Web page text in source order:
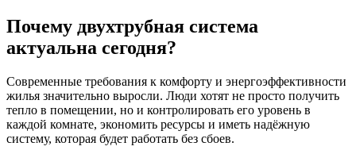
Почему двухтрубная система
актуальна сегодня?
Современные требования к комфорту и энергоэффективности
жилья значительно выросли. Люди хотят не просто получить
тепло в помещении, но и контролировать его уровень в
каждой комнате, экономить ресурсы и иметь надёжную
систему, которая будет работать без сбоев.